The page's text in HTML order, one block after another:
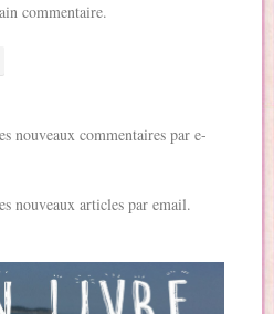
commentaire.
nouveaux commentaires par e-
nouveaux articles par email.